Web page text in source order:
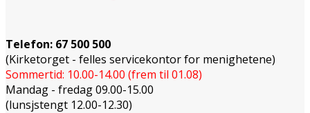
Telefon: 67 500 500
(Kirketorget - felles servicekontor for menighetene)
Sommertid: 10.00-14.00 (frem til 01.08)
Mandag - fredag 09.00-15.00
(lunsjstengt 12.00-12.30)